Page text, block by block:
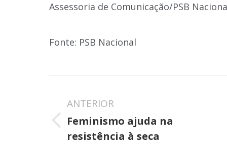
Assessoria de Comunicação/PSB
Fonte: PSB Nacional
de
post:
ANTERIOR
Post
anterior:
Feminismo ajuda na
resistência à seca